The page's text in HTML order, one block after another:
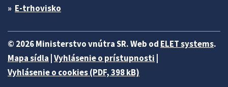
E-trhovisko
© 2026 Ministerstvo vnútra SR. Web od ELET systems.
Mapa sídla Vyhlásenie o prístupnosti
Vyhlásenie o cookies (PDF, 398 kB)